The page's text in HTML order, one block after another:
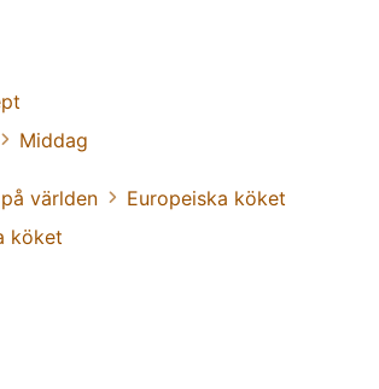
Middag
världen
Europeiska köket
köket